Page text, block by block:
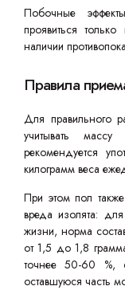
Побочные
проявиться
наличии
Правила
Для правильного
учитывать
рекомендуется
килограмм веса
При этом пол
вреда изолята:
жизни, норма
от 1,5 до 1,8
точнее 50-60 %,
оставшуюся часть